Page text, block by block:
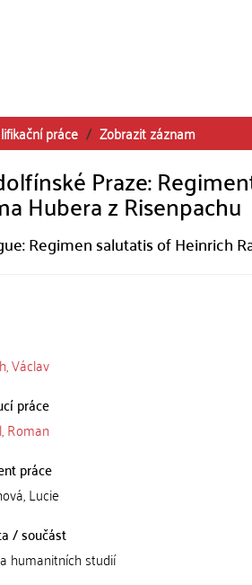
práce Zobrazit záznam
Praze:
Hubera z Risenpachu
Regimen salutatis of Heinrich
Václav
práce
Roman
práce
Lucie
/ součást
humanitních studií